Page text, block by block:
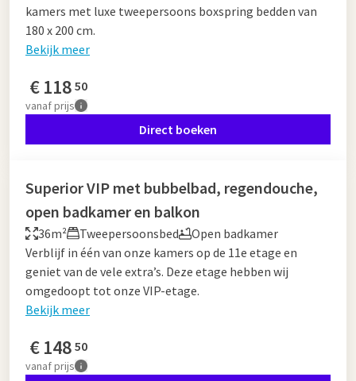
kamers met luxe tweepersoons boxspring bedden van
180 x 200 cm.
Bekijk meer
€118 50
vanafprijs
Direct boeken
Superior VIP met bubbelbad, regendouche,
open badkamer en balkon
36m² Tweepersoonsbed
Open badkamer
Verblijf in één van onze kamers op de 11e etage en
geniet van de vele extra’s. Deze etage hebben wij
omgedoopt tot onze VIP-etage.
Bekijk meer
€148 50
vanafprijs